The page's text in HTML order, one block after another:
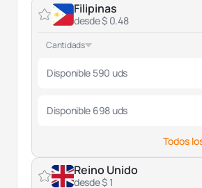
Filipinas
desde $ 0.48
Cantidads
Disponible 590 uds
Disponible 698 uds
Todos
Reino Unido
desde $ 1